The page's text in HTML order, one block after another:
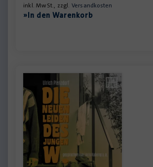
inkl. MwSt., zzgl. Versandkosten
»In den Warenkorb